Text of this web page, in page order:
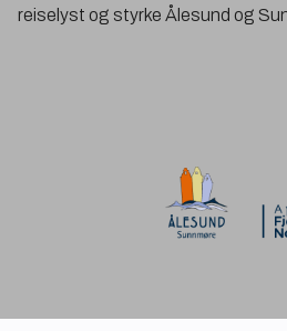
reiselyst og styrke Ålesund og